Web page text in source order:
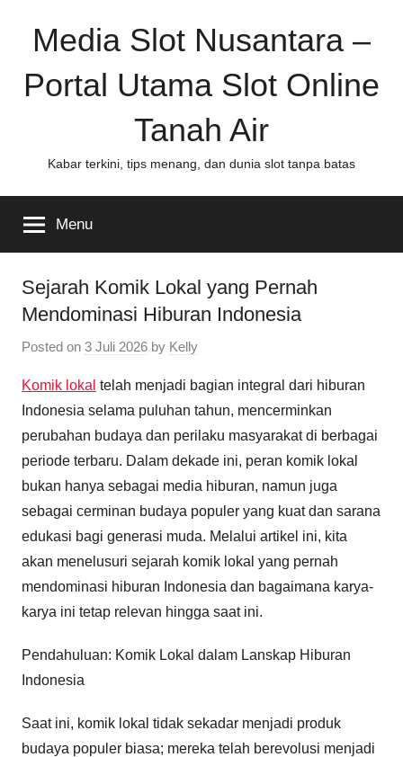
Media Slot Nusantara –
Portal Utama Slot Online
Tanah Air
Kabar terkini, tips menang, dan dunia slot tanpa batas
Menu
Sejarah Komik Lokal yang Pernah
Mendominasi Hiburan Indonesia
Posted on 3 Juli 2026 by Kelly
Komik lokal telah menjadi bagian integral dari hiburan
Indonesia selama puluhan tahun, mencerminkan
perubahan budaya dan perilaku masyarakat di berbagai
periode terbaru. Dalam dekade ini, peran komik lokal
bukan hanya sebagai media hiburan, namun juga
sebagai cerminan budaya populer yang kuat dan sarana
edukasi bagi generasi muda. Melalui artikel ini, kita
akan menelusuri sejarah komik lokal yang pernah
mendominasi hiburan Indonesia dan bagaimana karya-
karya ini tetap relevan hingga saat ini.
Pendahuluan: Komik Lokal dalam Lanskap Hiburan
Indonesia
Saat ini, komik lokal tidak sekadar menjadi produk
budaya populer biasa; mereka telah berevolusi menjadi